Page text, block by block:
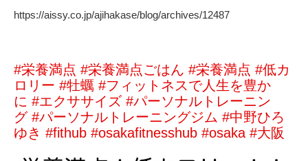
https://aissy.co.jp/ajihakase/blog/archives/12487
#栄養満点 #栄養満点ごはん #栄養満点 #低カ
ロリー #牡蠣 #フィットネスで人生を豊か
に #エクササイズ #パーソナルトレーニン
グ #パーソナルトレーニングジム #中野ひろ
ゆき #fithub #osakafitnesshub #osaka #大阪